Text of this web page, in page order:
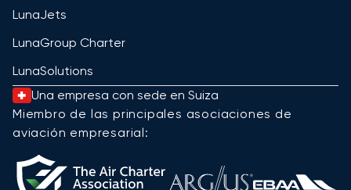
LunaJets
LunaGroup Charter
LunaSolutions
Una empresa con sede en Suiza
Miembro de las principales asociaciones de
aviación empresarial: